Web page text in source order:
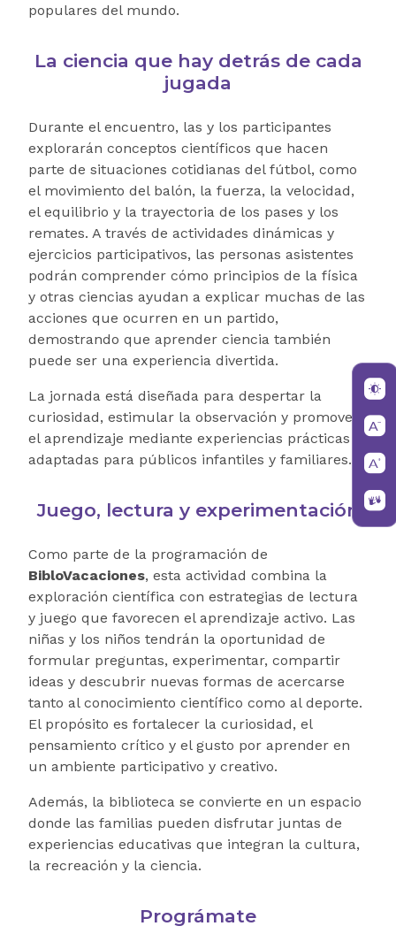
populares del mundo.
La ciencia que hay detrás de cada
jugada
Durante el encuentro, las y los participantes
explorarán conceptos científicos que hacen
parte de situaciones cotidianas del fútbol, como
el movimiento del balón, la fuerza, la velocidad,
el equilibrio y la trayectoria de los pases y los
remates. A través de actividades dinámicas y
ejercicios participativos, las personas asistentes
podrán comprender cómo principios de la física
y otras ciencias ayudan a explicar muchas de las
acciones que ocurren en un partido,
demostrando que aprender ciencia también
puede ser una experiencia divertida.
La jornada está diseñada para despertar la
curiosidad, estimular la observación y promover
el aprendizaje mediante experiencias prácticas
adaptadas para públicos infantiles y familiares.
Juego, lectura y experimentación
Como parte de la programación de
BibloVacaciones, esta actividad combina la
exploración científica con estrategias de lectura
y juego que favorecen el aprendizaje activo. Las
niñas y los niños tendrán la oportunidad de
formular preguntas, experimentar, compartir
ideas y descubrir nuevas formas de acercarse
tanto al conocimiento científico como al deporte.
El propósito es fortalecer la curiosidad, el
pensamiento crítico y el gusto por aprender en
un ambiente participativo y creativo.
Además, la biblioteca se convierte en un espacio
donde las familias pueden disfrutar juntas de
experiencias educativas que integran la cultura,
la recreación y la ciencia.
Prográmate